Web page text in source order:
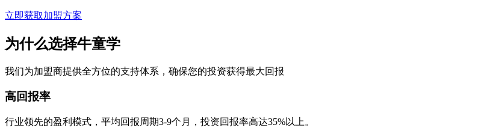
立即获取加盟方案
为什么选择牛童学
我们为加盟商提供全方位的支持体系，确保您的投资获得最大回报
高回报率
行业领先的盈利模式，平均回报周期3-9个月，投资回报率高达35%以上。